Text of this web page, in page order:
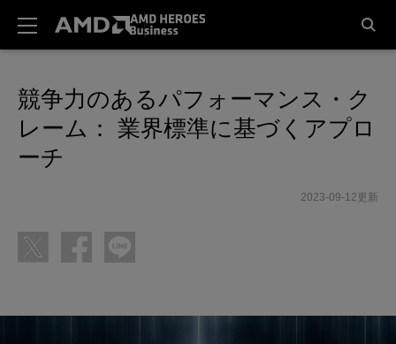
競争力のあるパフォーマンス・ク
レーム： 業界標準に基づくアプロ
ーチ
2023-09-12更新